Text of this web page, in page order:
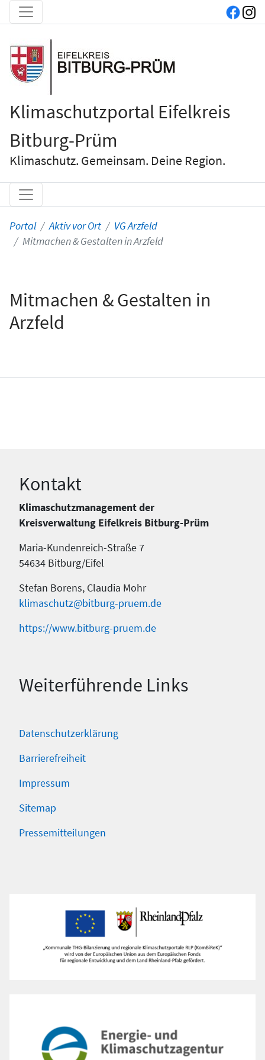
Klimaschutzportal Eifelkreis
Bitburg-Prüm
Klimaschutz. Gemeinsam. Deine Region.
Portal Aktiv vor Ort
VG Arzfeld
Mitmachen & Gestalten in Arzfeld
Mitmachen & Gestalten in
Arzfeld
Kontakt
Klimaschutzmanagement der
Kreisverwaltung Eifelkreis Bitburg-Prüm
Maria-Kundenreich-Straße 7
54634 Bitburg/Eifel
Stefan Borens, Claudia Mohr
klimaschutz@bitburg-pruem.de
https://www.bitburg-pruem.de
Weiterführende Links
Datenschutzerklärung
Barrierefreiheit
Impressum
Sitemap
Pressemitteilungen